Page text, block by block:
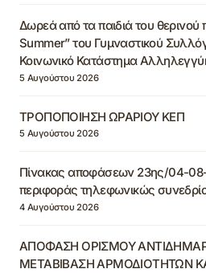
Δωρεά από τα παιδιά του
Summer” του Γυμναστικού
Κοινωνικό Κατάστημα
5 Αυγούστου 2026
ΤΡΟΠΟΠΟΙΗΣΗ ΩΡΑΡΙΟΥ ΚΕΠ
5 Αυγούστου 2026
Πίνακας αποφάσεων 23ης/04-08-
περιφοράς τηλεφωνικώς
4 Αυγούστου 2026
ΑΠΟΦΑΣΗ ΟΡΙΣΜΟΥ
ΜΕΤΑΒΙΒΑΣΗ ΑΡΜΟΔΙΟΤΗΤΩΝ